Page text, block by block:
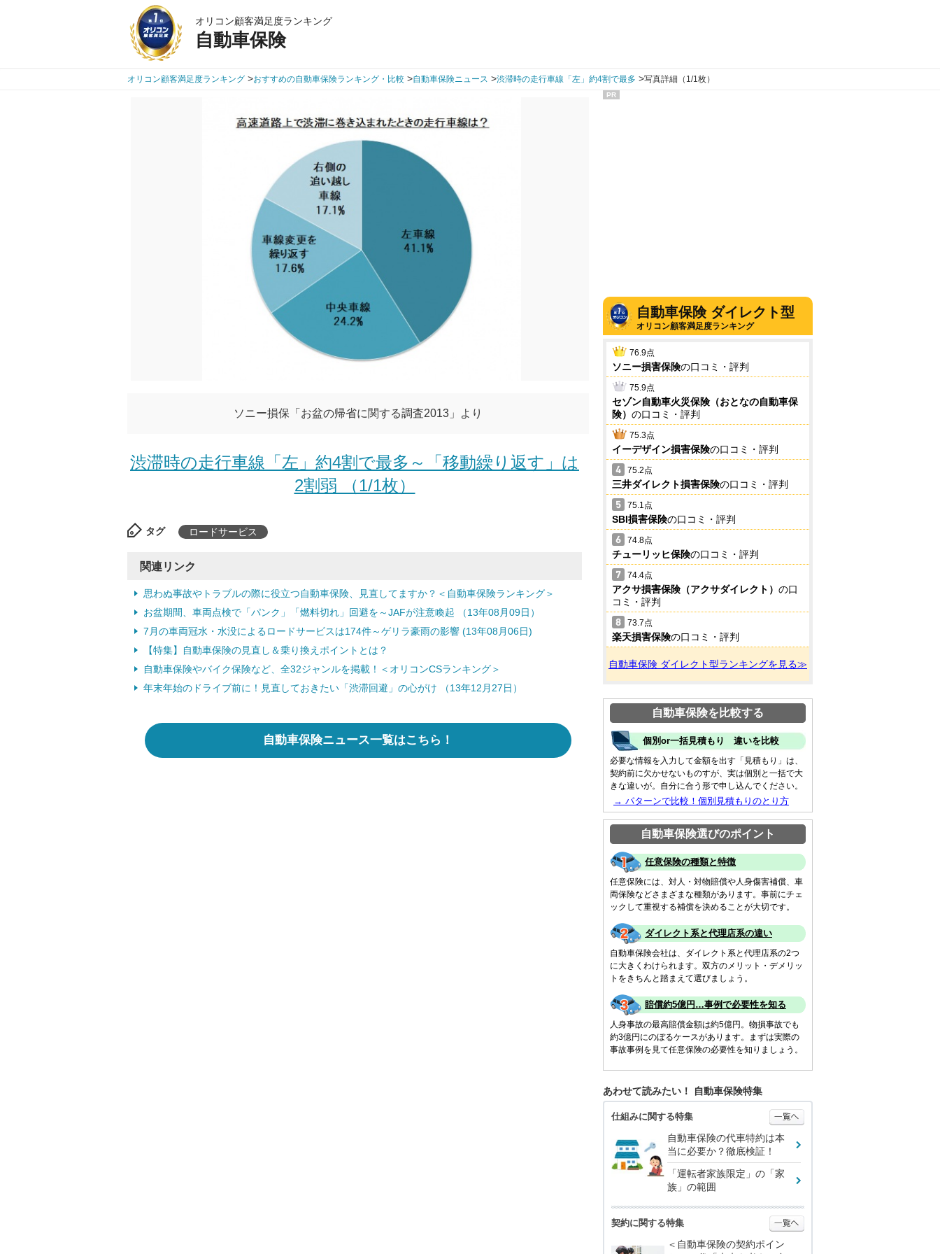
オリコン顧客満足度ランキング
自動車保険
オリコン顧客満足度ランキング >おすすめの自動車保険ランキング・比較 >自動車保険ニュース >渋滞時の走行車線「左」約4割で最多 >写真詳細（1/1枚）
ソニー損保「お盆の帰省に関する調査2013」より
渋滞時の走行車線「左」約4割で最多～「移動繰り返す」は
2割弱 （1/1枚）
タグ ロードサービス
関連リンク
思わぬ事故やトラブルの際に役立つ自動車保険、見直してますか？＜自動車保険ランキング＞
お盆期間、車両点検で「パンク」「燃料切れ」回避を～JAFが注意喚起 （13年08月09日）
7月の車両冠水・水没によるロードサービスは174件～ゲリラ豪雨の影響 (13年08月06日)
【特集】自動車保険の見直し＆乗り換えポイントとは？
自動車保険やバイク保険など、全32ジャンルを掲載！＜オリコンCSランキング＞
年末年始のドライブ前に！見直しておきたい「渋滞回避」の心がけ （13年12月27日）
自動車保険ニュース一覧はこちら！
PR
自動車保険 ダイレクト型
オリコン顧客満足度ランキング
76.9点
ソニー損害保険の口コミ・評判
75.9点
セゾン自動車火災保険（おとなの自動車保
険） の口コミ・評判
75.3点
イーデザイン損害保険の口コミ・評判
75.2点
三井ダイレクト損害保険の口コミ・評判
75.1点
SBI損害保険の口コミ・評判
74.8点
チューリッヒ保険の口コミ・評判
74.4点
アクサ損害保険（アクサダイレクト） の口
コミ・評判
73.7点
楽天損害保険の口コミ・評判
自動車保険 ダイレクト型ランキングを見る≫
自動車保険を比較する
個別or一括見積もり 違いを比較
必要な情報を入力して金額を出す「見積もり」は、
契約前に欠かせないものすが、実は個別と一括で大
きな違いが。自分に合う形で申し込んでください。
→ パターンで比較！個別見積もりのとり方
自動車保険選びのポイント
任意保険の種類と特徴
任意保険には、対人・対物賠償や人身傷害補償、車
両保険などさまざまな種類があります。事前にチェ
ックして重視する補償を決めることが大切です。
ダイレクト系と代理店系の違い
自動車保険会社は、ダイレクト系と代理店系の2つ
に大きくわけられます。双方のメリット・デメリッ
トをきちんと踏まえて選びましょう。
賠償約5億円…事例で必要性を知る
人身事故の最高賠償金額は約5億円。物損事故でも
約3億円にのぼるケースがあります。まずは実際の
事故事例を見て任意保険の必要性を知りましょう。
あわせて読みたい！ 自動車保険特集
仕組みに関する特集
自動車保険の代車特約は本
当に必要か？徹底検証！
「運転者家族限定」の「家
族」の範囲
契約に関する特集
＜自動車保険の契約ポイン